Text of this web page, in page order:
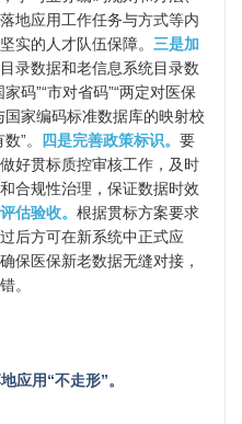
地应用工作任务与方式等内
实的人才队伍保障。 三是加
录数据和老信息系统目录数
码”“市对省码”“两定对医保
家编码标准数据库的映射校
”。
四是完善政策标识。 要
好贯标质控审核工作，及时
合规性治理，保证数据时效
估验收。 根据贯标方案要求
后方可在新系统中正式应
保医保新老数据无缝对接，
。
应用“不走形”。